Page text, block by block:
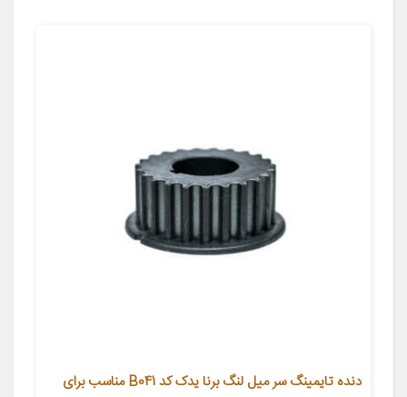
دنده تایمینگ سر میل لنگ برنا یدک کد B041 مناسب برای